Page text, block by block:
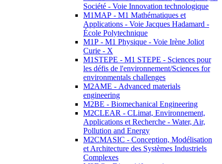
Société - Voie Innovation technologique
M1MAP - M1 Mathématiques et
Applications - Voie Jacques Hadamard -
École Polytechnique
M1P - M1 Physique - Voie Irène Joliot
Curie - X
M1STEPE - M1 STEPE - Sciences pour
les défis de l'environnement/Sciences for
environmentals challenges
M2AME - Advanced materials
engineering
M2BE - Biomechanical Engineering
M2CLEAR - CLimat, Environnement,
Applications et Recherche - Water, Air,
Pollution and Energy
M2CMASIC - Conception, Modélisation
et Architecture des Systèmes Industriels
Complexes